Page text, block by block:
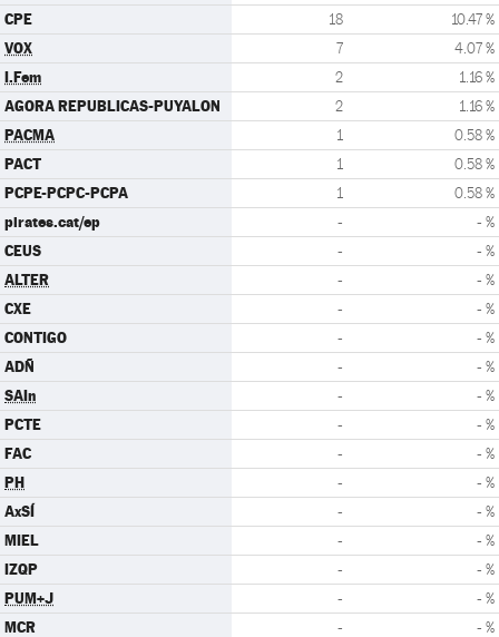
CPE 18 10.47 %
VOX 7 4.07 %
I.Fem 2 1.16 %
AGORA REPUBLICAS-PUYALON 2 1.16 %
PACMA 1 0.58 %
PACT 1 0.58 %
PCPE-PCPC-PCPA 1 0.58 %
pirates.cat/ep - - %
CEUS - - %
ALTER - - %
CXE - - %
CONTIGO - - %
ADÑ - - %
SAIn - - %
PCTE - - %
FAC - - %
PH - - %
AxSÍ - - %
MIEL - - %
IZQP - - %
PUM+J - - %
MCR - - %